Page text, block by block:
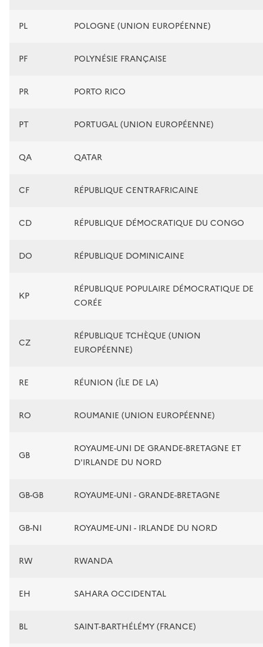
PL POLOGNE (UNION EUROPÉENNE)
PF POLYNÉSIE FRANÇAISE
PR PORTO RICO
PT PORTUGAL (UNION EUROPÉENNE)
QA QATAR
CF RÉPUBLIQUE CENTRAFRICAINE
CD RÉPUBLIQUE DÉMOCRATIQUE DU CONGO
DO RÉPUBLIQUE DOMINICAINE
KP
RÉPUBLIQUE POPULAIRE DÉMOCRATIQUE DE
CORÉE
CZ
RÉPUBLIQUE TCHÈQUE (UNION
EUROPÉENNE)
RE RÉUNION (ÎLE DE LA)
RO ROUMANIE (UNION EUROPÉENNE)
GB
ROYAUME-UNI DE GRANDE-BRETAGNE ET
D'IRLANDE DU NORD
GB-GB ROYAUME-UNI - GRANDE-BRETAGNE
GB-NI ROYAUME-UNI - IRLANDE DU NORD
RW RWANDA
EH SAHARA OCCIDENTAL
BL SAINT-BARTHÉLÉMY (FRANCE)